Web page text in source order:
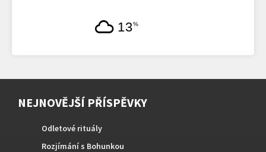
13%
NEJNOVĚJŠÍ PŘÍSPĚVKY
Odletové rituály
Rozjímání s Bohunkou